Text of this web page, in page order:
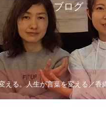
ブログ
える。人生が言葉を変える／香